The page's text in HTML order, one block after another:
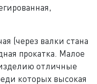
(через валки стана
прокатка. Малое
отличные
которых высокая